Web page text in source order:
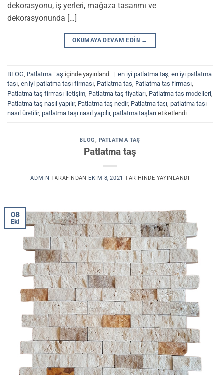
dekorasyonu, iş yerleri, mağaza tasarımı ve
dekorasyonunda […]
OKUMAYA DEVAM EDIN →
BLOG Patlatma Taş içinde yayınlandı | en iyi patlatma taş en iyi patlatma
taşı en iyi patlatma taşı firması Patlatma taş Patlatma taş firması
Patlatma taş firması iletişim Patlatma taş fiyatları Patlatma taş modelleri
Patlatma taş nasıl yapılır, Patlatma taş nedir, Patlatma taşı patlatma taşı
nasıl üretilir, patlatma taşı nasıl yapılır, patlatma taşları etiketlendi
BLOG, PATLATMA TAŞ
Patlatma taş
ADMIN TARAFINDAN EKIM 8, 2021 TARIHINDE YAYINLANDI
08
Eki